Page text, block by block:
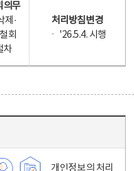
의무
제·
회
차
처리방침변경
ㆍ '26.5.4. 시행
개인정보의 처리